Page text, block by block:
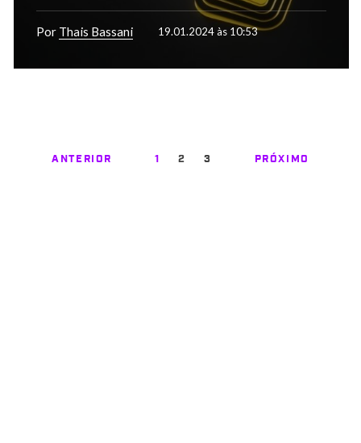
Por Thais Bassani 19.01.2024 às 10:53
ANTERIOR 1 2 3 PRÓXIMO